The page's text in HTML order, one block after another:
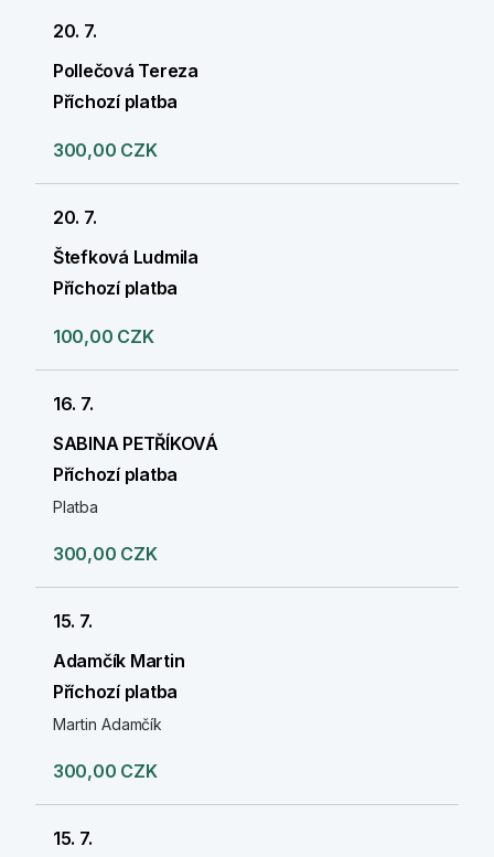
20. 7.
Pollečová Tereza
Příchozí platba
300,00 CZK
20. 7.
Štefková Ludmila
Příchozí platba
100,00 CZK
16. 7.
SABINA PETŘÍKOVÁ
Příchozí platba
Platba
300,00 CZK
15. 7.
Adamčík Martin
Příchozí platba
Martin Adamčík
300,00 CZK
15. 7.